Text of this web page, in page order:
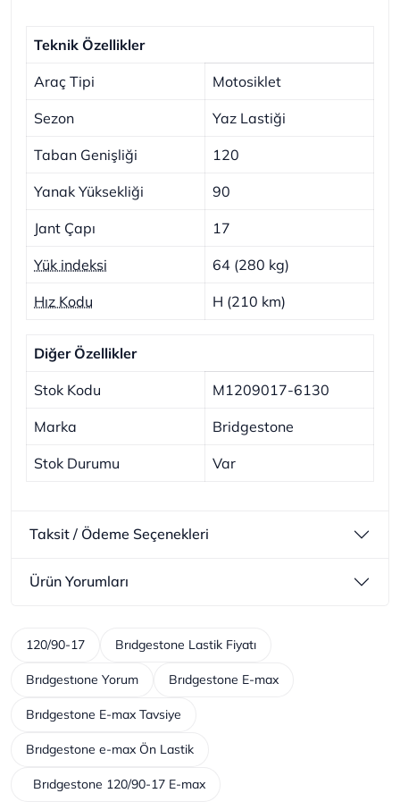
Teknik Özellikler
Araç Tipi Motosiklet
Sezon Yaz Lastiği
Taban Genişliği 120
Yanak Yüksekliği 90
Jant Çapı 17
Yük indeksi 64 (280 kg)
Hız Kodu H (210 km)
Diğer Özellikler
Stok Kodu M1209017-6130
Marka Bridgestone
Stok Durumu Var
Taksit / Ödeme Seçenekleri
Ürün Yorumları
120/90-17 Brıdgestone Lastik Fiyatı
Brıdgestıone Yorum Brıdgestone E-max
Brıdgestone E-max Tavsiye
Brıdgestone e-max Ön Lastik
Brıdgestone 120/90-17 E-max